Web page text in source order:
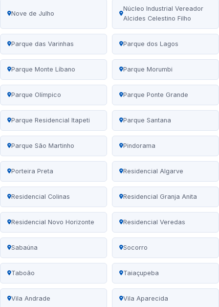
Nove de Julho
Núcleo Industrial Vereador
Alcides Celestino Filho
Parque das Varinhas Parque dos Lagos
Parque Monte Líbano Parque Morumbi
Parque Olímpico Parque Ponte Grande
Parque Residencial Itapeti Parque Santana
Parque São Martinho Pindorama
Porteira Preta Residencial Algarve
Residencial Colinas Residencial Granja Anita
Residencial Novo Horizonte Residencial Veredas
Sabaúna Socorro
Taboão Taiaçupeba
Vila Andrade Vila Aparecida